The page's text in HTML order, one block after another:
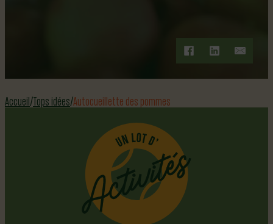
Accueil Tops idées Autocueillette des pommes